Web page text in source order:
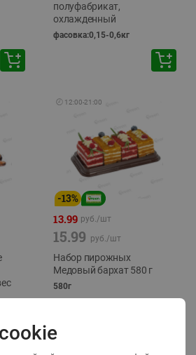
полуфабрикат,
охлажденный
фасовка:0,15-0,6кг
🕘 12:00-21:00
-13%
13.99 руб./шт
15.99 руб./шт
Набор пирожных
Медовый бархат 580 г
580г